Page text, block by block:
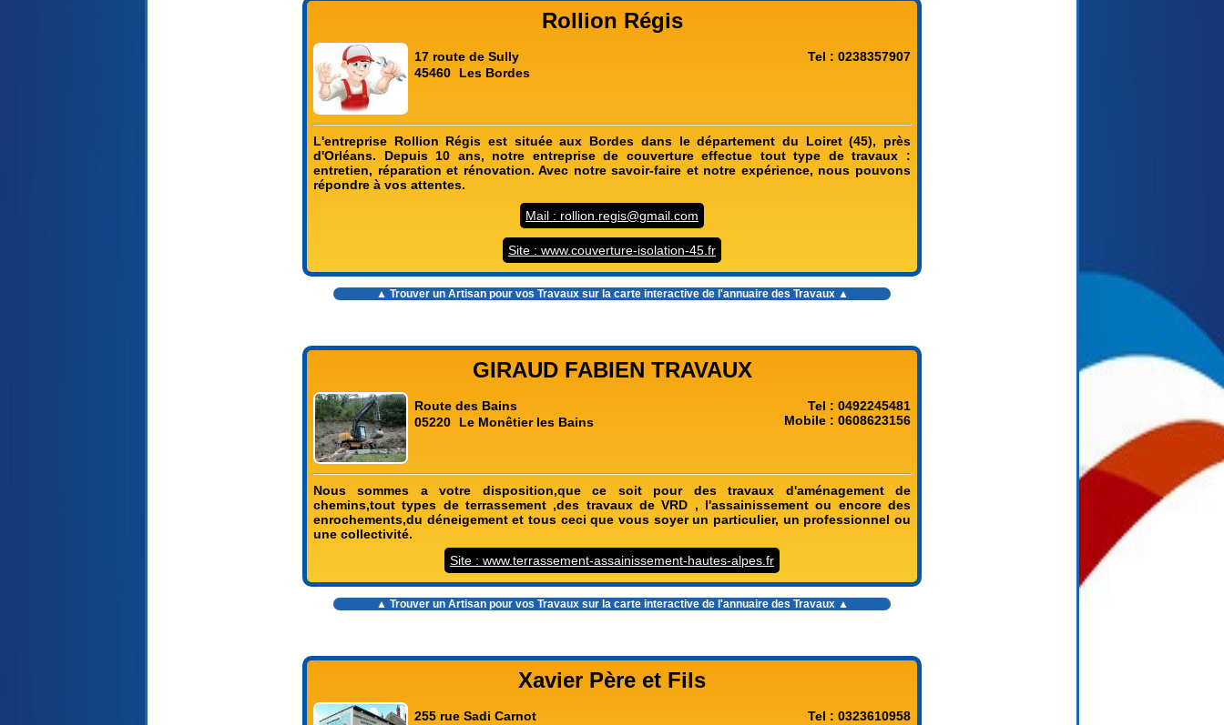
Rollion Régis
17 route de Sully
45460
Les Bordes
Tel : 0238357907
L'entreprise Rollion Régis est située aux Bordes dans le département du Loiret (45), près
d'Orléans. Depuis 10 ans, notre entreprise de couverture effectue tout type de travaux :
entretien, réparation et rénovation. Avec notre savoir-faire et notre expérience, nous pouvons
répondre à vos attentes.
Mail : rollion.regis@gmail.com
Site : www.couverture-isolation-45.fr
▲ Trouver un Artisan pour vos Travaux sur la carte interactive de l'annuaire des Travaux▲
GIRAUD FABIEN TRAVAUX
Route des Bains
05220
Le Monêtier les Bains
Tel : 0492245481
Mobile : 0608623156
Nous sommes a votre disposition,que ce soit pour des travaux d'aménagement de
chemins,tout types de terrassement ,des travaux de VRD , l'assainissement ou encore des
enrochements,du déneigement et tous ceci que vous soyer un particulier, un professionnel ou
une collectivité.
Site : www.terrassement-assainissement-hautes-alpes.fr
▲ Trouver un Artisan pour vos Travaux sur la carte interactive de l'annuaire des Travaux▲
Xavier Père et Fils
255 rue Sadi Carnot Tel : 0323610958